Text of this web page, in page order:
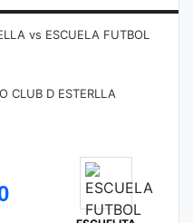
vs ESCUELA FUTBOL
CLUB D ESTERLLA